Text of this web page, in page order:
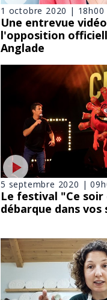
1 octobre 2020 | 18h00
Une entrevue
l'opposition
Anglade
5 septembre 2020 |
Le festival "Ce soir
débarque dans vos